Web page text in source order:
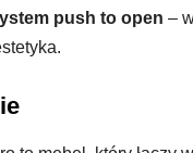
push to open –